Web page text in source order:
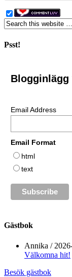
Psst!
Blogginlägg
Email Address
Email Format
html
text
Gästbok
Annika /
Välkomna hit!
Besök gästbok